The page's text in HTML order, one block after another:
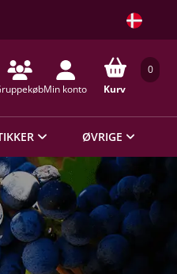
Min konto
0
Kurv
ØVRIGE